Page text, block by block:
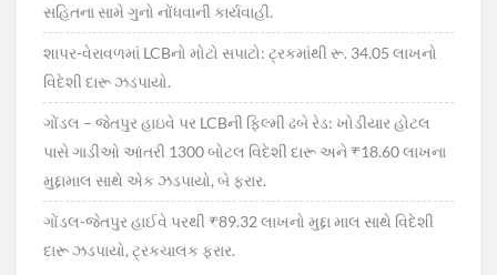
સહિતના સામે ગુનો નોંધવાની કાર્યવાહી.
શાપર-વેરાવળમાં LCBનો મોટો સપાટો: ટ્રકમાંથી રૂ. 34.05 લાખનો
વિદેશી દારૂ ઝડપાયો.
ગોંડલ – જેતપુર હાઇવે પર LCBની ફિલ્મી ઢબે રેડ: ખોડીયાર હોટલ
પાસે ગાડીઓ આંતરી 1300 બોટલ વિદેશી દારૂ અને ₹18.60 લાખના
મુદ્દામાલ સાથે એક ઝડપાયો, બે ફરાર.
ગોંડલ-જેતપુર હાઈવે પરથી ₹89.32 લાખનો મુદ્દા માલ સાથે વિદેશી
દારૂ ઝડપાયો, ટ્રકચાલક ફરાર.